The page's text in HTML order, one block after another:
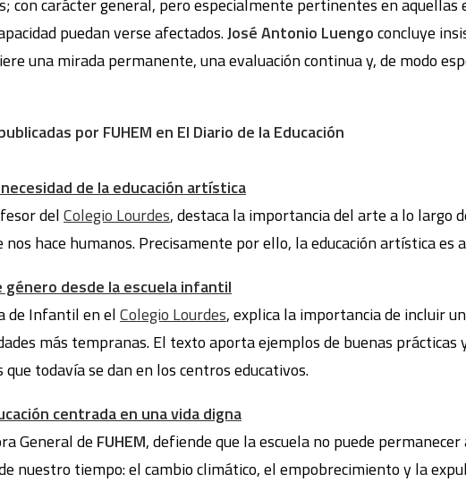
con carácter general, pero especialmente pertinentes en aquellas
puedan verse afectados.José Antonio Luengoconcluye
una mirada permanente, una evaluación continua y, de modo
por FUHEM en El Diario de la Educación
de la educación artística
delColegio Lourdes, destaca la importancia del arte a lo largo
nos hace humanos. Precisamente por ello, la educación artística es
género desde la escuela infantil
de Infantil en elColegio Lourdes, explica la importancia de incluir
más tempranas. El texto aporta ejemplos de buenas
todavía se dan en los centros educativos.
centrada en una vida digna
General de FUHEM, defiende que la escuela no puede
nuestro tiempo: el cambio climático, el empobrecimiento y la